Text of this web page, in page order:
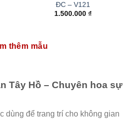
ĐC – V121
1.500.000 ₫
thêm mẫu
Tây Hồ – Chuyên hoa sự
dùng để trang trí cho không gian